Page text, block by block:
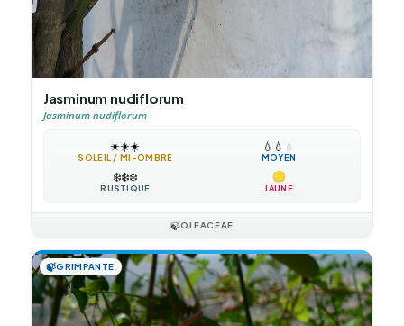
Jasminum nudiflorum
Jasminum nudiflorum
☀️☀️☀️
SOLEIL / MI-OMBRE
💧 💧 💧
MOYEN
❄️❄️❄️
RUSTIQUE JAUNE
🍃OLEACEAE
🍃GRIMPANTE